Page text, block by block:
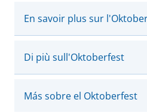
En savoir plus sur
Di più sull'Oktoberfest
Más sobre el Oktoberfest